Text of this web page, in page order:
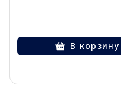
В корзину